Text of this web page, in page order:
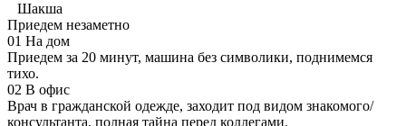
Шакша
Приедем незаметно
01 На дом
Приедем за 20 минут, машина без символики, поднимемся
тихо.
02 В офис
Врач в гражданской одежде, заходит под видом знакомого/
консультанта, полная тайна перед коллегами.